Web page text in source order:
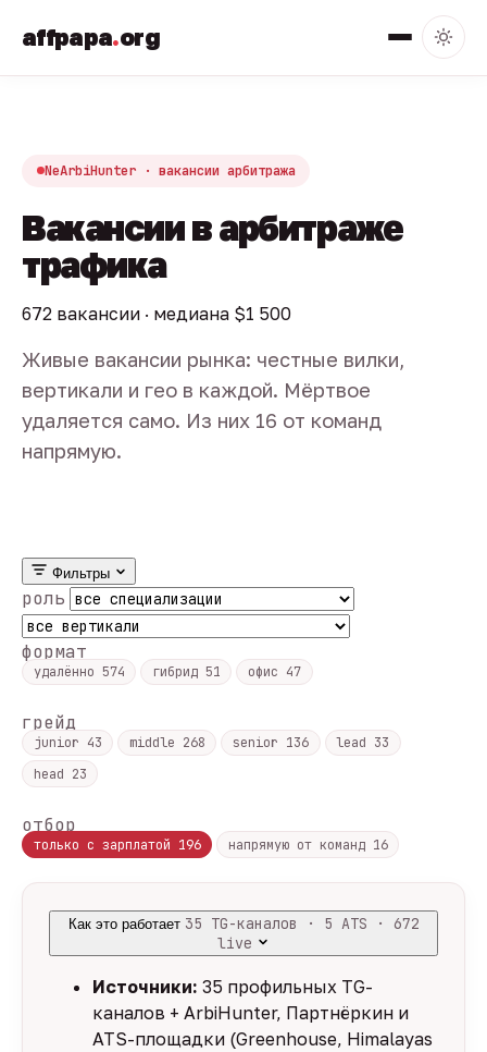
affpapa.org
NeArbiHunter · вакансии арбитража
Вакансии в арбитраже
трафика
672 вакансии · медиана $1 500
Живые вакансии рынка: честные вилки,
вертикали и гео в каждой. Мёртвое
удаляется само. Из них 16 от команд
напрямую.
Фильтры
роль
формат
удалённо 574 гибрид 51 офис 47
грейд
junior 43 middle 268 senior 136 lead 33
head 23
отбор
только с зарплатой 196 напрямую от команд 16
Как это работает 35 TG-каналов · 5 ATS · 672
live
Источники: 35 профильных TG-
каналов + ArbiHunter, Партнёркин и
ATS-площадки (Greenhouse, Himalayas